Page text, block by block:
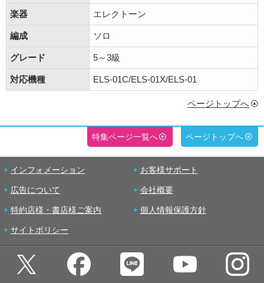
楽器 エレクトーン
編成 ソロ
グレード 5～3級
対応機種 ELS-01C/ELS-01X/ELS-01
ページトップへ
特集ページ一覧へ ページトップへ
インフォメーション お客様サポート
広告について 会社概要
特約店様・書店様ご案内 個人情報保護方針
サイトポリシー